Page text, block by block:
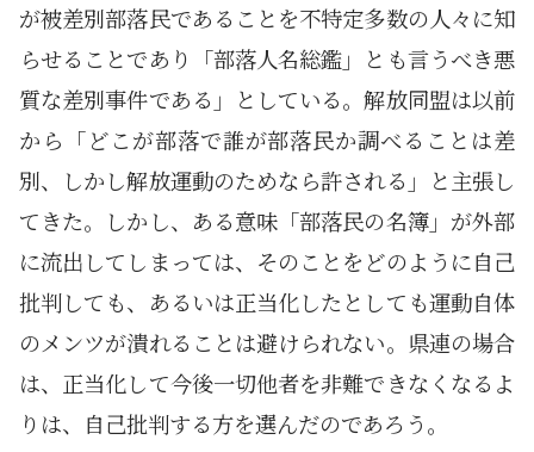
が被差別部落民であることを不特定多数の人々に知
らせることであり「部落人名総鑑」とも言うべき悪
質な差別事件である」としている。解放同盟は以前
から「どこが部落で誰が部落民か調べることは差
別、しかし解放運動のためなら許される」と主張し
てきた。しかし、ある意味「部落民の名簿」が外部
に流出してしまっては、そのことをどのように自己
批判しても、あるいは正当化したとしても運動自体
のメンツが潰れることは避けられない。県連の場合
は、正当化して今後一切他者を非難できなくなるよ
りは、自己批判する方を選んだのであろう。